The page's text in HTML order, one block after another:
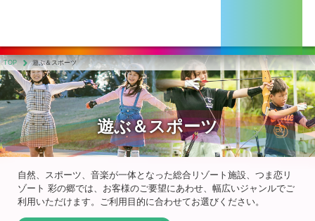
TOP 遊ぶ＆スポーツ
遊ぶ＆スポーツ
自然、スポーツ、音楽が一体となった総合リゾート施設、つま恋リ
ゾート 彩の郷では、お客様のご要望にあわせ、幅広いジャンルでご
利用いただけます。ご利用目的に合わせてお選びください。